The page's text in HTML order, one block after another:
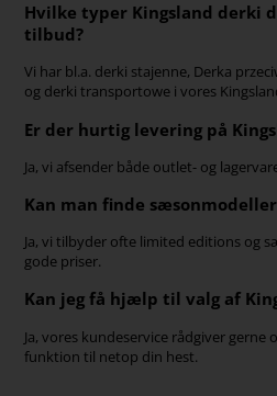
Hvilke typer Kingsland derki
tilbud?
Vi har bl.a. derki stajenne, Derka
og derki transportowe i vores
Er der hurtig levering på
Ja, vi afsender både outlet- og
Kan man finde
Ja, vi tilbyder ofte limited editions og
gode priser.
Kan jeg få hjælp til valg af
Ja, vores kundeservice rådgiver gerne
funktion til netop din hest.